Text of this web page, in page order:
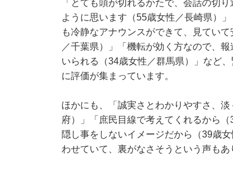
「とても頭が切れるかたで、会話の切
ように思います（55歳女性／長崎県）
も冷静なアナウンスができて、見てい
／千葉県）」「機転が効く方なので、
いられる（34歳女性／群馬県）」など
に評価が集まっています。
ほかにも、「誠実さとわかりやすさ、
府）」「庶民目線で考えてくれるから
隠し事をしないイメージだから（39歳
わせていて、裏がなさそうという声もあ